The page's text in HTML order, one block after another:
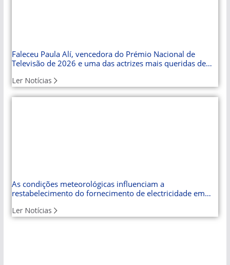
Faleceu Paula Alí, vencedora do Prémio Nacional de
Televisão de 2026 e uma das actrizes mais queridas de
Ler Notícias
As condições meteorológicas influenciam a
restabelecimento do fornecimento de electricidade em
Ler Notícias